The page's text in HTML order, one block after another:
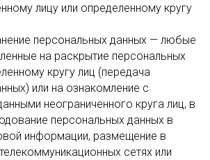
лицу или определенному кругу
персональных данных — любые
на раскрытие персональных
кругу лиц (передача
или на ознакомление с
неограниченного круга лиц, в
персональных данных в
информации, размещение в
сетях или